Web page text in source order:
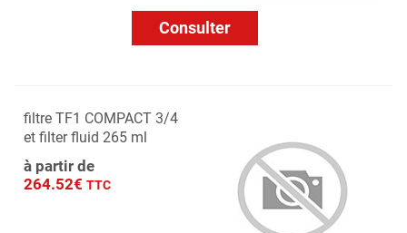
Consulter
filtre TF1 COMPACT 3/4
et filter fluid 265 ml
à partir de
264.52€ TTC